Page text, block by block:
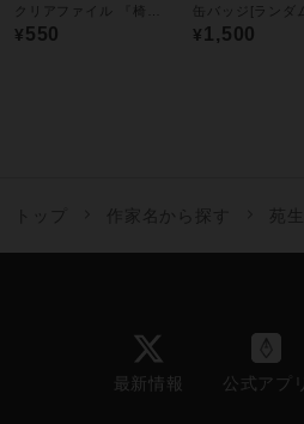
¥550 ¥1,500
作家名から探す 苑生
最新情報 公式アプリ